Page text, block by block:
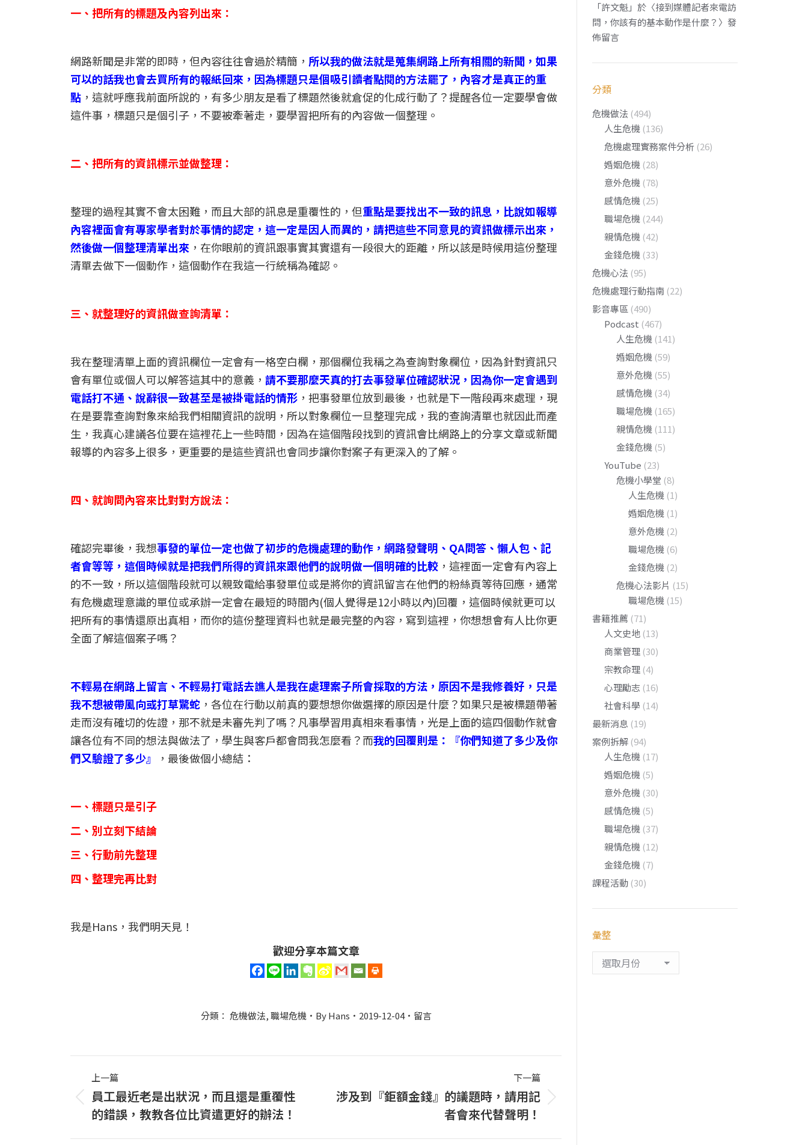
一、把所有的標題及內容列出來：
網路新聞是非常的即時，但內容往往會過於精簡， 所以我的做法就是蒐集網路上所有相關的新聞，如果
可以的話我也會去買所有的報紙回來，因為標題只是個吸引讀者點閱的方法罷了，內容才是真正的重
點 ，這就呼應我前面所說的，有多少朋友是看了標題然後就倉促的化成行動了？提醒各位一定要學會做
這件事，標題只是個引子，不要被牽著走，要學習把所有的內容做一個整理。
二、把所有的資訊標示並做整理：
整理的過程其實不會太困難，而且大部的訊息是重覆性的，但重點是要找出不一致的訊息，比說如報導
內容裡面會有專家學者對於事情的認定，這一定是因人而異的，請把這些不同意見的資訊做標示出來，
然後做一個整理清單出來 ，在你眼前的資訊跟事實其實還有一段很大的距離，所以該是時候用這份整理
清單去做下一個動作，這個動作在我這一行統稱為確認。
三、就整理好的資訊做查詢清單：
我在整理清單上面的資訊欄位一定會有一格空白欄，那個欄位我稱之為查詢對象欄位，因為針對資訊只
會有單位或個人可以解答這其中的意義，請不要那麼天真的打去事發單位確認狀況，因為你一定會遇到
電話打不通、說辭很一致甚至是被掛電話的情形 ，把事發單位放到最後，也就是下一階段再來處理，現
在是要靠查詢對象來給我們相關資訊的說明，所以對象欄位一旦整理完成，我的查詢清單也就因此而產
生，我真心建議各位要在這裡花上一些時間，因為在這個階段找到的資訊會比網路上的分享文章或新聞
報導的內容多上很多，更重要的是這些資訊也會同步讓你對案子有更深入的了解。
四、就詢問內容來比對對方說法：
確認完畢後，我想事發的單位一定也做了初步的危機處理的動作，網路發聲明、QA問答、懶人包、記
者會等等，這個時候就是把我們所得的資訊來跟他們的說明做一個明確的比較 ，這裡面一定會有內容上
的不一致，所以這個階段就可以親致電給事發單位或是將你的資訊留言在他們的粉絲頁等待回應，通常
有危機處理意識的單位或承辦一定會在最短的時間內(個人覺得是12小時以內)回覆，這個時候就更可以
把所有的事情還原出真相，而你的這份整理資料也就是最完整的內容，寫到這裡，你想想會有人比你更
全面了解這個案子嗎？
不輕易在網路上留言、不輕易打電話去譙人是我在處理案子所會採取的方法，原因不是我修養好，只是
我不想被帶風向或打草驚蛇 ，各位在行動以前真的要想想你做選擇的原因是什麼？如果只是被標題帶著
走而沒有確切的佐證，那不就是未審先判了嗎？凡事學習用真相來看事情，光是上面的這四個動作就會
讓各位有不同的想法與做法了，學生與客戶都會問我怎麼看？而我的回覆則是：『你們知道了多少及你
們又驗證了多少』
，最後做個小總結：
一、標題只是引子
二、別立刻下結論
三、行動前先整理
四、整理完再比對
我是Hans，我們明天見！
歡迎分享本篇文章
分類： 危機做法,職場危機 ByHans 2019-12-04 留言
Post
navigation
上一篇
上
一
篇
員工最近老是出狀況，而且還是重覆性
的錯誤，教教各位比資遣更好的辦法！
下一篇
下
篇
涉及到『鉅額金錢』的議題時，請用記
者會來代替聲明！
「許文魁」於〈接到媒體記者來電訪
問，你該有的基本動作是什麼？ 〉發
佈留言
分類
危機做法 (494)
人生危機 (136)
危機處理實務案件分析 (26)
婚姻危機 (28)
意外危機 (78)
感情危機 (25)
職場危機 (244)
親情危機 (42)
金錢危機 (33)
危機心法 (95)
危機處理行動指南 (22)
影音專區 (490)
Podcast (467)
人生危機 (141)
婚姻危機 (59)
意外危機 (55)
感情危機 (34)
職場危機 (165)
親情危機 (111)
金錢危機 (5)
YouTube (23)
危機小學堂 (8)
人生危機 (1)
婚姻危機 (1)
意外危機 (2)
職場危機 (6)
金錢危機 (2)
危機心法影片 (15)
職場危機 (15)
書籍推薦 (71)
人文史地 (13)
商業管理 (30)
宗教命理 (4)
心理勵志 (16)
社會科學 (14)
最新消息 (19)
案例拆解 (94)
人生危機 (17)
婚姻危機 (5)
意外危機 (30)
感情危機 (5)
職場危機 (37)
親情危機 (12)
金錢危機 (7)
課程活動 (30)
彙整
整